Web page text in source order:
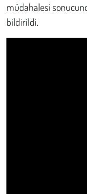
müdahalesi
bildirildi.